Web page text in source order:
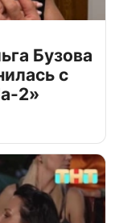
Бузова
с
2»